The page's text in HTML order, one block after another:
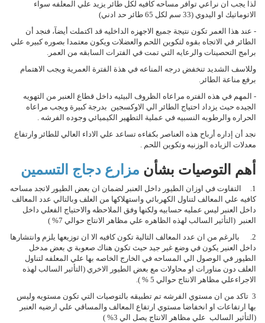
لذا يجب ان نراعي توافر مساحه كافيه لكل طائر يزيد علي المعلفه سواء
الاتوماتيك او اليدوي (33 سم لكل 65 طائر حد ادني)
- عند هذا العمر تكون نتيجة جميع الاجهزه الداخليه قد اكتملت أيضآ، فنجد أن
الطائر في الاتجاه بقوه لتكوين اللحم والعضلات ويكون معتمدا بصوره كبيره علي
برامج التحصينات والرعايه التي تمت في الفترات السابقه من العمر.
وللاسف الشديد تنخفض درجه المناعه في هذة الفترة العمرية ويجب الاهتمام
برفع مناعة الطائر.
- المهم في هذه الفتره مراعاه الظروف البيئيه داخل قطاع العنبر من التهويه
الجيده حيث يزداد احتياج الطائر الي الاوكسجين بدرجة كبيرة ويجب مراعاه
الحراره والرطوبه النسبيه في عملية التطهير الكيميائي وجوده الفرشه .
نجد أن إداره أرباح هذه العناصر بكفاءه تساعد علي الاداء العالي للطائر وارتفاع
معدلات الزياده الوزنيه وتكوين اللحم .
أهم التوصيات بشأن مزارع دجاج التسمين
1. التفاوت في اوزان الطيور داخل العنبر لضمان ان بعض الطيور لاتجد مساحه
كافيه علي المعالف لتناول الكهربائي واستهلاكها من العلف وبالتالي عدد المعالف
داخل العنبر ليس عمليه حسابيه ولكنها وفق الملاحظه والاحتياج الفعلي داخل
العنبر (التأثير السالب لهذه الظاهره علي مظاهر الانتاج حوالي 7% )
2. بالرغم من ان عدد المعالف التالية تكون كافيه الا ان توزيعها يلزم وانتشارها
داخل العنير يكون في وضع غير جيد حيث تكون هناك صعوبة ي بعض مدخل
الطيور في الوصول الي المساحه في الخارج الخاصه بها علي المعلفه لتناول
العلف دون مناورات او محاولات مع بعض الطيور الاخري (التأثير السالب لهذه
الاجراءعلي مظاهر الانتاج حوالي 5 % ).
3 تاكد من ان مستوي الفرشه تم تطبيقه بالتوصيات التي تكون مستويه وليس
بها ارتفاعات او انخفاضا مستوي ارتفاع المعالف والمساقي علي ارضيه العنبر
(التأثير السالب علي مظاهر الانتاج يصل الي 3% )